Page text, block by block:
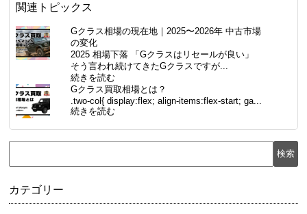
関連トピックス
Gクラス相場の現在地｜2025〜2026年 中古市場
の変化
2025 相場下落 「Gクラスはリセールが良い」
そう言われ続けてきたGクラスですが...
続きを読む
Gクラス買取相場とは？
.two-col{ display:flex; align-items:flex-start; ga...
続きを読む
検索
カテゴリー